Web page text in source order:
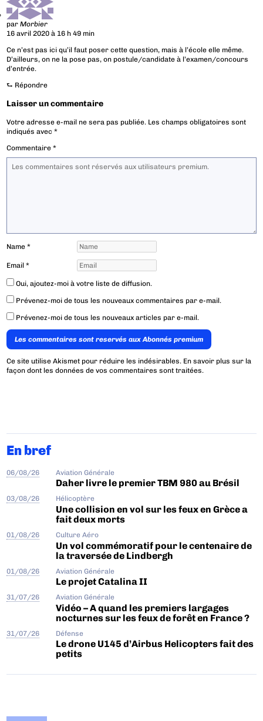
parMorbier
16 avril 2020 à 16 h 49 min
Ce n’est pas ici qu’il faut poser cette question, mais à l’école elle même.
D’ailleurs, on ne la pose pas, on postule/candidate à l’examen/concours
d’entrée.
⮑ Répondre
Laisser un commentaire
Votre adresse e-mail ne sera pas publiée. Les champs obligatoires sont
indiqués avec*
Commentaire*
Name*
Email*
Oui, ajoutez-moi à votre liste de diffusion.
Prévenez-moi de tous les nouveaux commentaires par e-mail.
Prévenez-moi de tous les nouveaux articles par e-mail.
Les commentaires sont reservés aux Abonnés premium
Ce site utilise Akismet pour réduire les indésirables. En savoir plus sur la
façon dont les données de vos commentaires sont traitées.
En bref
06/08/26 Aviation Générale
Daher livre le premier TBM 980 au Brésil
03/08/26 Hélicoptère
Une collision en vol sur les feux en Grèce a
fait deux morts
01/08/26 Culture Aéro
Un vol commémoratif pour le centenaire de
la traversée de Lindbergh
01/08/26 Aviation Générale
Le projet Catalina II
31/07/26 Aviation Générale
Vidéo – A quand les premiers largages
nocturnes sur les feux de forêt en France ?
31/07/26 Défense
Le drone U145 d’Airbus Helicopters fait des
petits